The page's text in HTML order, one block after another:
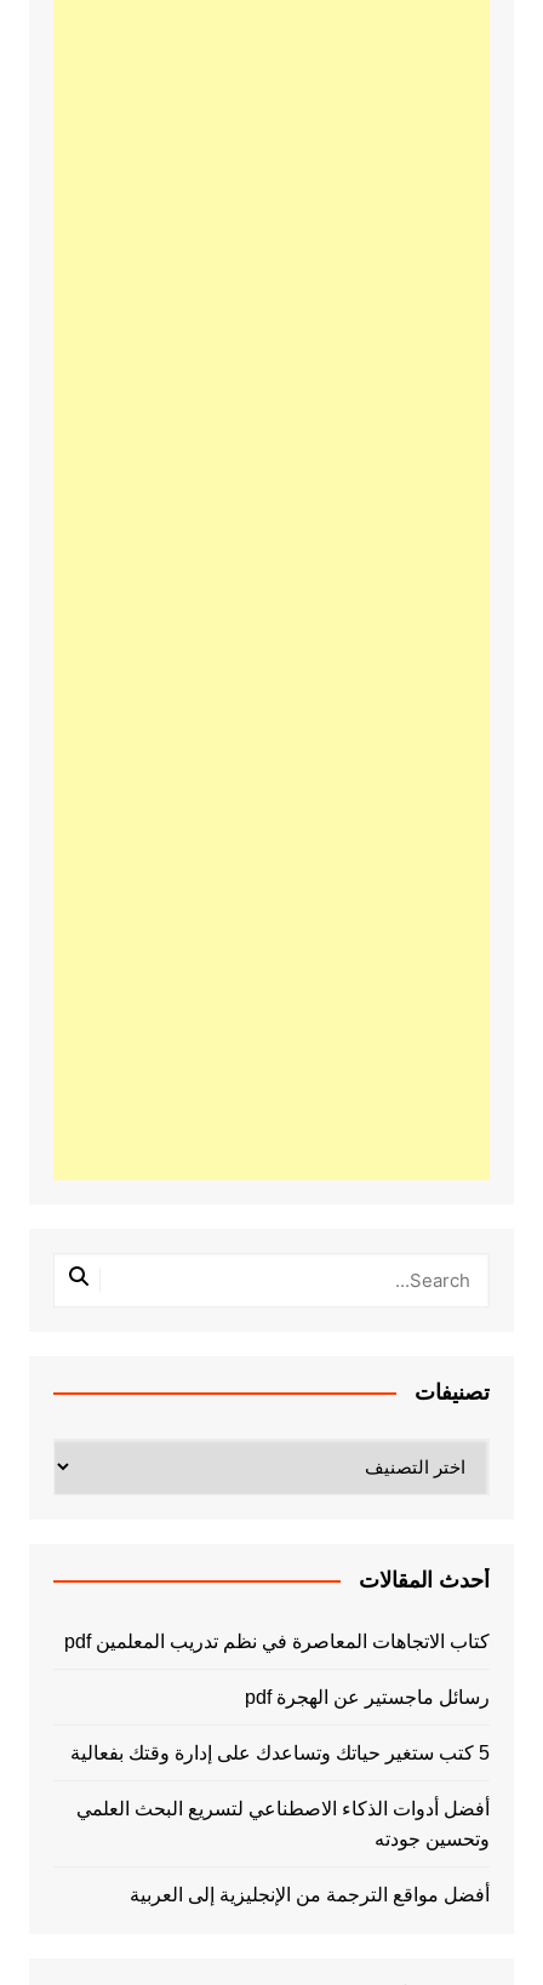
تصنيفات
أحدث المقالات
كتاب الاتجاهات المعاصرة في نظم تدريب المعلمين pdf
رسائل ماجستير عن الهجرة pdf
5 كتب ستغير حياتك وتساعدك على إدارة وقتك بفعالية
أفضل أدوات الذكاء الاصطناعي لتسريع البحث العلمي
وتحسين جودته
أفضل مواقع الترجمة من الإنجليزية إلى العربية